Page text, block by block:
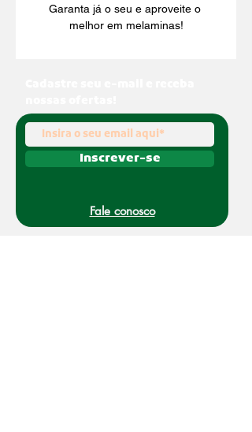
Garanta já o seu e aproveite o
melhor em melaminas!
Inscrever-se
Fale conosco